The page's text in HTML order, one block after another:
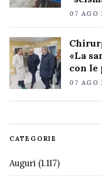
07 AGO
«La
con le
07 AGO
CATEGORIE
Auguri (1.117)